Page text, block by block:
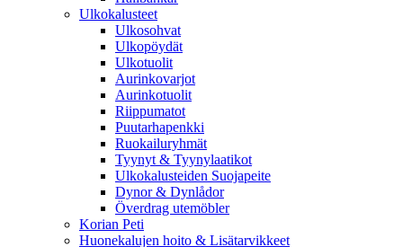
Ulkokalusteet
Ulkosohvat
Ulkopöydät
Ulkotuolit
Aurinkovarjot
Aurinkotuolit
Riippumatot
Puutarhapenkki
Ruokailuryhmät
Tyynyt & Tyynylaatikot
Ulkokalusteiden Suojapeite
Dynor & Dynlådor
Överdrag utemöbler
Korian Peti
Huonekalujen hoito & Lisätarvikkeet